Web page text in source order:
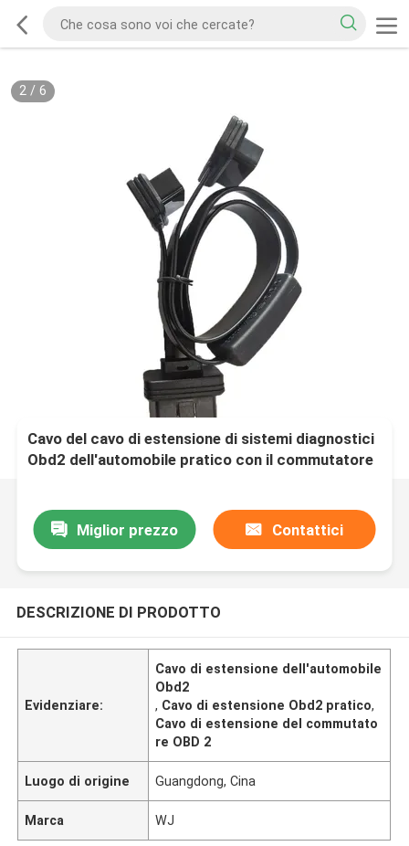
2/ 6
Cavo del cavo di estensione di sistemi diagnostici
Obd2 dell'automobile pratico con il commutatore
Miglior prezzo Contattici
DESCRIZIONE DI PRODOTTO
Evidenziare:
Cavo di estensione dell'automobile
Obd2
, Cavo di estensione Obd2 pratico,
Cavo di estensione del commutato
re OBD 2
Luogo di origine Guangdong, Cina
Marca WJ